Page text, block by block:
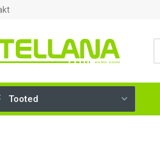
Tooted